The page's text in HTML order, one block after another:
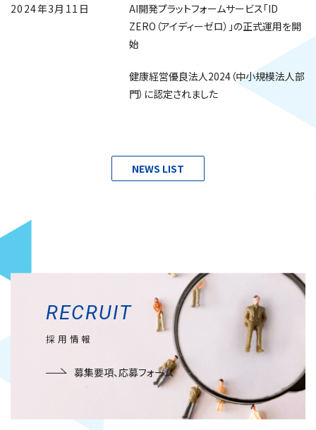
AI開発プラットフォームサービス「ID
ZERO（アイディーゼロ）」の正式運用を開
始
2024年3月11日
健康経営優良法人2024（中小規模法人部
門）に認定されました
NEWS LIST
RECRUIT
採用情報
募集要項、応募フォーム